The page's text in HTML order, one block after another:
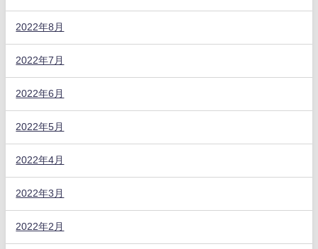
2022年8月
2022年7月
2022年6月
2022年5月
2022年4月
2022年3月
2022年2月